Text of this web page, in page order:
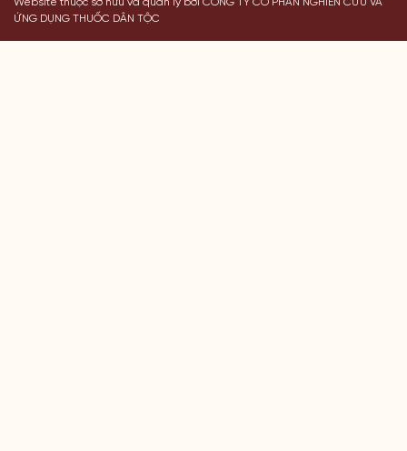
Website thuộc sở hữu và quản lý bởi CÔNG TY CỔ PHẦN NGHIÊN CỨU VÀ
ỨNG DỤNG THUỐC DÂN TỘC